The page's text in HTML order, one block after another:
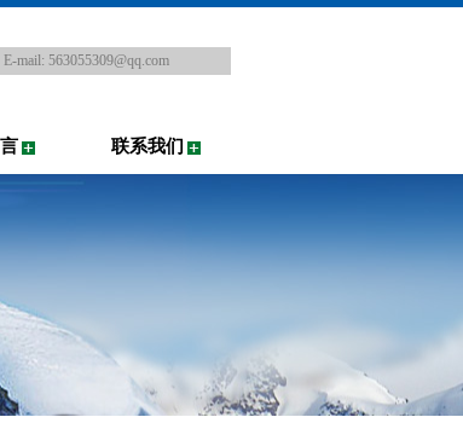
E-mail: 563055309@qq.com
联系我们